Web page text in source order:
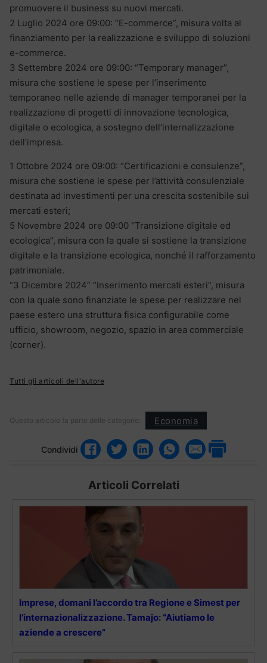
promuovere il business su nuovi mercati.
2 Luglio 2024 ore 09:00: “E-commerce”, misura volta al
finanziamento per la realizzazione e sviluppo di soluzioni
e-commerce.
3 Settembre 2024 ore 09:00: “Temporary manager”,
misura che sostiene le spese per l’inserimento
temporaneo nelle aziende di manager temporanei per la
realizzazione di progetti di innovazione tecnologica,
digitale o ecologica, a sostegno dell’internalizzazione
dell’impresa.
1 Ottobre 2024 ore 09:00: “Certificazioni e consulenze”,
misura che sostiene le spese per l’attività consulenziale
destinata ad investimenti per una crescita sostenibile sui
mercati esteri;
5 Novembre 2024 ore 09:00 “Transizione digitale ed
ecologica”, misura con la quale si sostiene la transizione
digitale e la transizione ecologica, nonché il rafforzamento
patrimoniale.
“3 Dicembre 2024” “Inserimento mercati esteri”, misura
con la quale sono finanziate le spese per realizzare nel
paese estero una struttura fisica configurabile come
ufficio, showroom, negozio, spazio in area commerciale
(corner).
Tutti gli articoli dell'autore
Questo articolo fa parte delle categorie: Economia
Condividi
Articoli Correlati
Imprese, domani l’accordo tra Regione e Simest per
l’internazionalizzazione. Tamajo: “Aiutiamo le
aziende a crescere”